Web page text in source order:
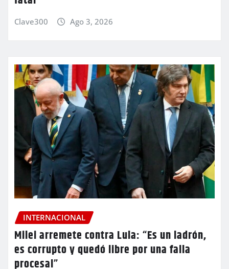
Clave300 Ago 3, 2026
INTERNACIONAL
Milei arremete contra Lula: “Es un ladrón,
es corrupto y quedó libre por una falla
procesal”